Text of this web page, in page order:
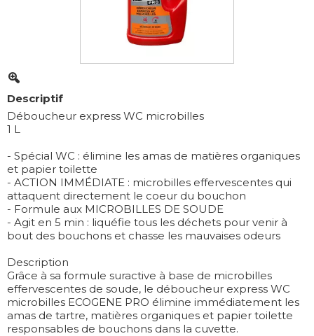
Descriptif
Déboucheur express WC microbilles
1 L
- Spécial WC : élimine les amas de matières organiques
et papier toilette
- ACTION IMMÉDIATE : microbilles effervescentes qui
attaquent directement le coeur du bouchon
- Formule aux MICROBILLES DE SOUDE
- Agit en 5 min : liquéfie tous les déchets pour venir à
bout des bouchons et chasse les mauvaises odeurs
Description
Grâce à sa formule suractive à base de microbilles
effervescentes de soude, le déboucheur express WC
microbilles ECOGENE PRO élimine immédiatement les
amas de tartre, matières organiques et papier toilette
responsables de bouchons dans la cuvette.